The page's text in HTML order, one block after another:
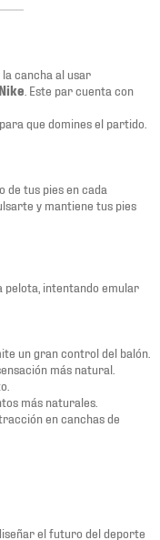
cancha al usar
Nike . Este par cuenta con
para que domines el partido.
de tus pies en cada
y mantiene tus pies
pelota, intentando emular
un gran control del balón.
más natural.
más naturales.
en canchas de
el futuro del deporte